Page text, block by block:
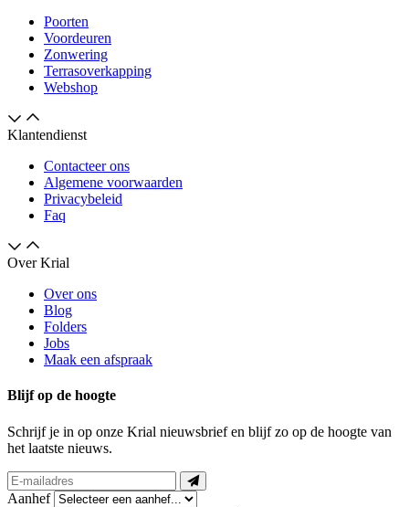
Poorten
Voordeuren
Zonwering
Terrasoverkapping
Webshop
Klantendienst
Contacteer ons
Algemene voorwaarden
Privacybeleid
Faq
Over Krial
Over ons
Blog
Folders
Jobs
Maak een afspraak
Blijf op de hoogte
Schrijf je in op onze Krial nieuwsbrief en blijf zo op de hoogte van
het laatste nieuws.
Aanhef